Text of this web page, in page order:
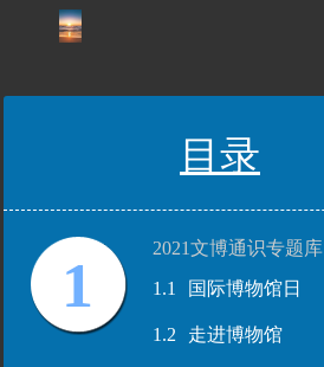
目录
1
2021文博通识专题库
1.1
国际博物馆日
1.2 走进博物馆